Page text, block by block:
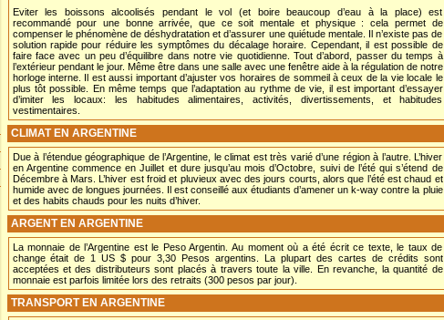
Eviter les boissons alcoolisés pendant le vol (et boire beaucoup d’eau à la place) est
recommandé pour une bonne arrivée, que ce soit mentale et physique : cela permet de
compenser le phénomène de déshydratation et d’assurer une quiétude mentale. Il n’existe pas de
solution rapide pour réduire les symptômes du décalage horaire. Cependant, il est possible de
faire face avec un peu d’équilibre dans notre vie quotidienne. Tout d’abord, passer du temps à
l’extérieur pendant le jour. Même être dans une salle avec une fenêtre aide à la régulation de notre
horloge interne. Il est aussi important d’ajuster vos horaires de sommeil à ceux de la vie locale le
plus tôt possible. En même temps que l’adaptation au rythme de vie, il est important d’essayer
d’imiter les locaux: les habitudes alimentaires, activités, divertissements, et habitudes
vestimentaires.
CLIMAT EN ARGENTINE
Due à l’étendue géographique de l’Argentine, le climat est très varié d’une région à l’autre. L’hiver
en Argentine commence en Juillet et dure jusqu’au mois d’Octobre, suivi de l’été qui s’étend de
Décembre à Mars. L’hiver est froid et pluvieux avec des jours courts, alors que l’été est chaud et
humide avec de longues journées. Il est conseillé aux étudiants d’amener un k-way contre la pluie
et des habits chauds pour les nuits d’hiver.
ARGENT EN ARGENTINE
La monnaie de l’Argentine est le Peso Argentin. Au moment où a été écrit ce texte, le taux de
change était de 1 US $ pour 3,30 Pesos argentins. La plupart des cartes de crédits sont
acceptées et des distributeurs sont placés à travers toute la ville. En revanche, la quantité de
monnaie est parfois limitée lors des retraits (300 pesos par jour).
TRANSPORT EN ARGENTINE